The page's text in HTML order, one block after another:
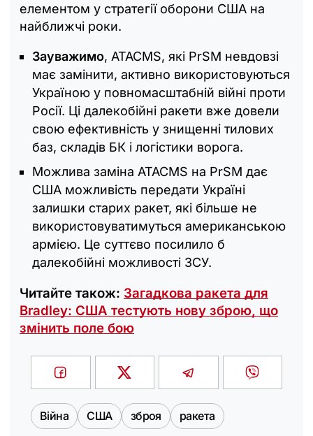
елементом у стратегії оборони США на
найближчі роки.
Зауважимо, ATACMS, які PrSM невдовзі
має замінити, активно використовуються
Україною у повномасштабній війні проти
Росії. Ці далекобійні ракети вже довели
свою ефективність у знищенні тилових
баз, складів БК і логістики ворога.
Можлива заміна ATACMS на PrSM дає
США можливість передати Україні
залишки старих ракет, які більше не
використовуватимуться американською
армією. Це суттєво посилило б
далекобійні можливості ЗСУ.
Читайте також: Загадкова ракета для
Bradley: США тестують нову зброю, що
змінить поле бою
Війна США зброя ракета